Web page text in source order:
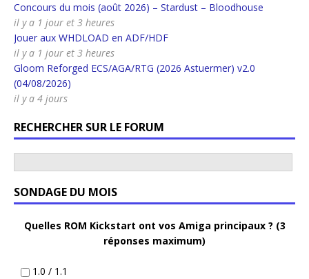
Concours du mois (août 2026) – Stardust – Bloodhouse
il y a 1 jour et 3 heures
Jouer aux WHDLOAD en ADF/HDF
il y a 1 jour et 3 heures
Gloom Reforged ECS/AGA/RTG (2026 Astuermer) v2.0
(04/08/2026)
il y a 4 jours
RECHERCHER SUR LE FORUM
SONDAGE DU MOIS
Quelles ROM Kickstart ont vos Amiga principaux ? (3
réponses maximum)
1.0 / 1.1